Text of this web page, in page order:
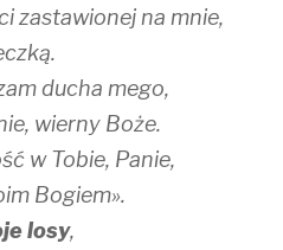
zastawionej na mnie,
ducha mego,
wierny Boże.
w Tobie, Panie,
Bogiem».
losy,